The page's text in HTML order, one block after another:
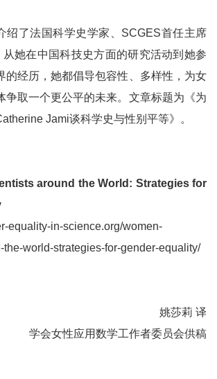
绍了法国科学史学家、SCGES首任主席
她在中国科技史方面的研究活动到她参
的经历，她都倡导包容性、多样性，为女
争取一个更公平的未来。文章标题为《为
Jami谈科学史与性别平等》。
around the World: Strategies for
equality-in-science.org/women-
the-world-strategies-for-gender-equality/
姚莎莉 译
学会女性应用数学工作者委员会供稿